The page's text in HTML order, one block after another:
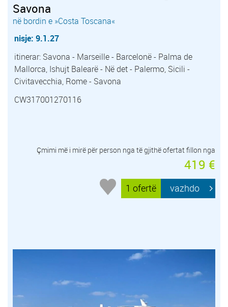
Savona
në bordin e »Costa Toscana«
nisje: 9.1.27
itinerar: Savona - Marseille - Barcelonë - Palma de
Mallorca, Ishujt Balearë - Në det - Palermo, Sicili -
Civitavecchia, Rome - Savona
CW317001270116
Çmimi më i mirë për person nga të gjithë ofertat fillon nga
419 €
1 ofertë vazhdo